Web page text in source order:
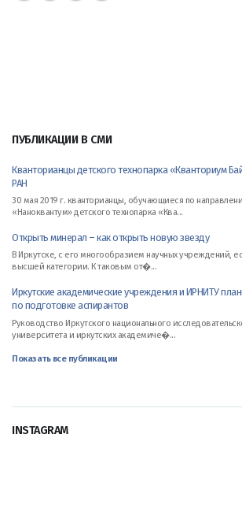
ПУБЛИКАЦИИ В СМИ
Кванторианцы детского технопарка «Кванториум
РАН
30 мая 2019 г. кванторианцы, обучающиеся по
«Наноквантум» детского технопарка «Ква...
Открыть минерал – как открыть новую звезду
В Иркутске, с его многообразием научных учреждений,
высшей категории. К таковым от�...
Иркутские академические учреждения и ИРНИТУ
по подготовке аспирантов
Руководство Иркутского национального
университета и иркутских академиче�...
Показать все публикации
INSTAGRAM